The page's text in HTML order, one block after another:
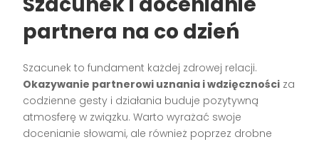
partnera na co dzień
Szacunek to fundament każdej zdrowej relacji.
Okazywanie partnerowi uznania i wdzięczności za
codzienne gesty i działania buduje pozytywną
atmosferę w związku. Warto wyrażać swoje
docenianie słowami, ale również poprzez drobne